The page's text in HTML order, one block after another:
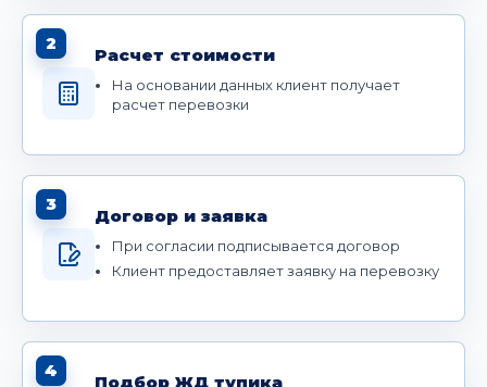
2
Расчет стоимости
На основании данных клиент получает
расчет перевозки
3
Договор и заявка
При согласии подписывается договор
Клиент предоставляет заявку на перевозку
4
Подбор ЖД тупика